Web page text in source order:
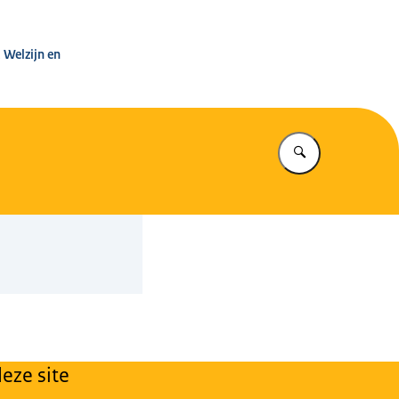
en
Vul in wat u
site